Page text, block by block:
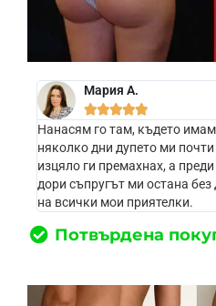
Мария А.

Нанасям го там, където
няколко дни дупето ми
изцяло ги премахнах, а
дори съпругът ми остана
на всички мои приятелки.
Потвърдена